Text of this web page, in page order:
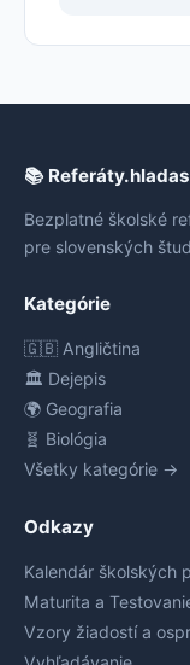
📚
Bezplatné školské
pre slovenských
Kategórie
🇬🇧 Angličtina
🏛️ Dejepis
🌍 Geografia
🧬 Biológia
Všetky kategórie →
Odkazy
Kalendár školských
Maturita a
Vzory žiadostí a